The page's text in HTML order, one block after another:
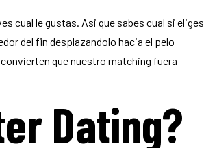
cual le gustas. Asi que sabes cual si eliges
del fin desplazandolo hacia el pelo
que nuestro matching fuera
Dating?